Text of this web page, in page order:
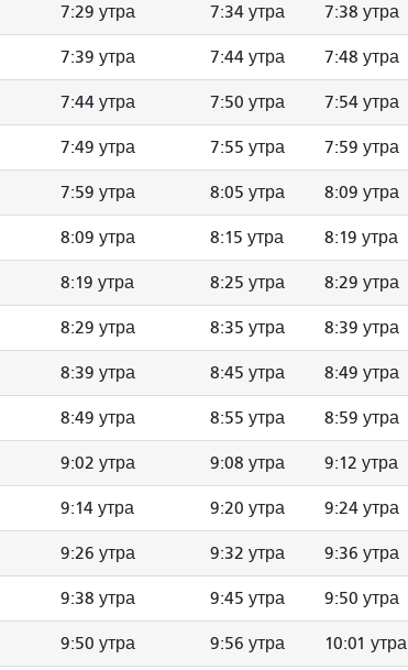
7:29 утра 7:34 утра 7:38 утра
7:39 утра 7:44 утра 7:48 утра
7:44 утра 7:50 утра 7:54 утра
7:49 утра 7:55 утра 7:59 утра
7:59 утра 8:05 утра 8:09 утра
8:09 утра 8:15 утра 8:19 утра
8:19 утра 8:25 утра 8:29 утра
8:29 утра 8:35 утра 8:39 утра
8:39 утра 8:45 утра 8:49 утра
8:49 утра 8:55 утра 8:59 утра
9:02 утра 9:08 утра 9:12 утра
9:14 утра 9:20 утра 9:24 утра
9:26 утра 9:32 утра 9:36 утра
9:38 утра 9:45 утра 9:50 утра
9:50 утра 9:56 утра 10:01 утра